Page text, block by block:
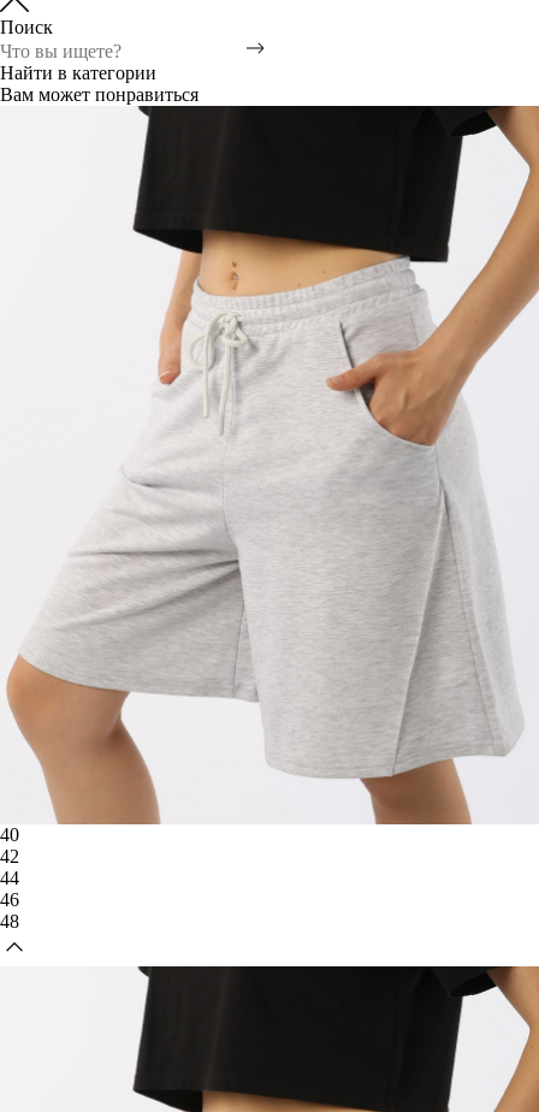
Поиск
Найти в категории
Вам может понравиться
40
42
44
46
48